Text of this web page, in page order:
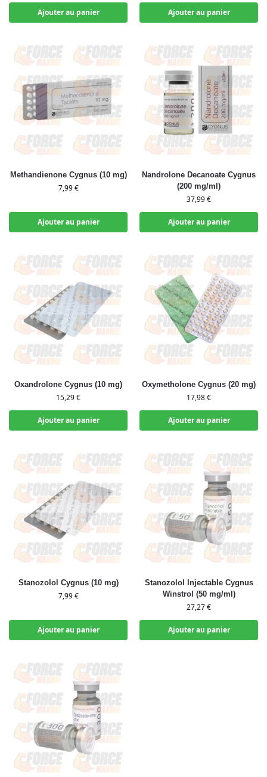
Ajouter au panier Ajouter au panier
Methandienone Cygnus (10 mg)
7,99€
Ajouter au panier
Nandrolone Decanoate Cygnus
(200 mg/ml)
37,99€
Ajouter au panier
Oxandrolone Cygnus (10 mg)
15,29€
Ajouter au panier
Oxymetholone Cygnus (20 mg)
17,98€
Ajouter au panier
Stanozolol Cygnus (10 mg)
7,99€
Ajouter au panier
Stanozolol Injectable Cygnus
Winstrol (50 mg/ml)
27,27€
Ajouter au panier